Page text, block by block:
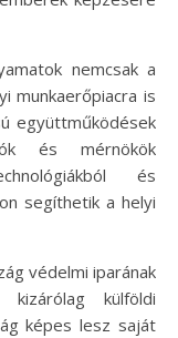
nemcsak a
munkaerőpiacra is
együttműködések
és mérnökök
és
segíthetik a helyi
védelmi iparának
külföldi
képes lesz saját